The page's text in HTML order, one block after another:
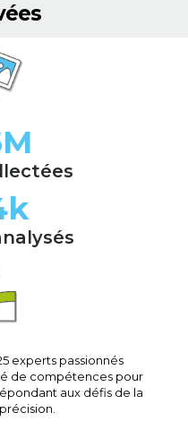
M
k
experts passionnés
de compétences pour
aux défis de la